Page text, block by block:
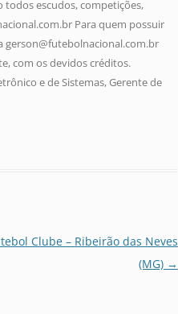
todos escudos, competições,
Para quem possuir
gerson@futebolnacional.com.br
com os devidos créditos.
e de Sistemas, Gerente de
Clube – Ribeirão das Neves
(MG) →